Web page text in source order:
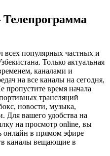
популярных частных и
Только актуальная
каналами и
на все каналы на сегодня,
время начала
трансляций
новости, музыка,
Для вашего удобства на
на просмотр online, вы
онлайн в прямом эфире
каналы вещающие в